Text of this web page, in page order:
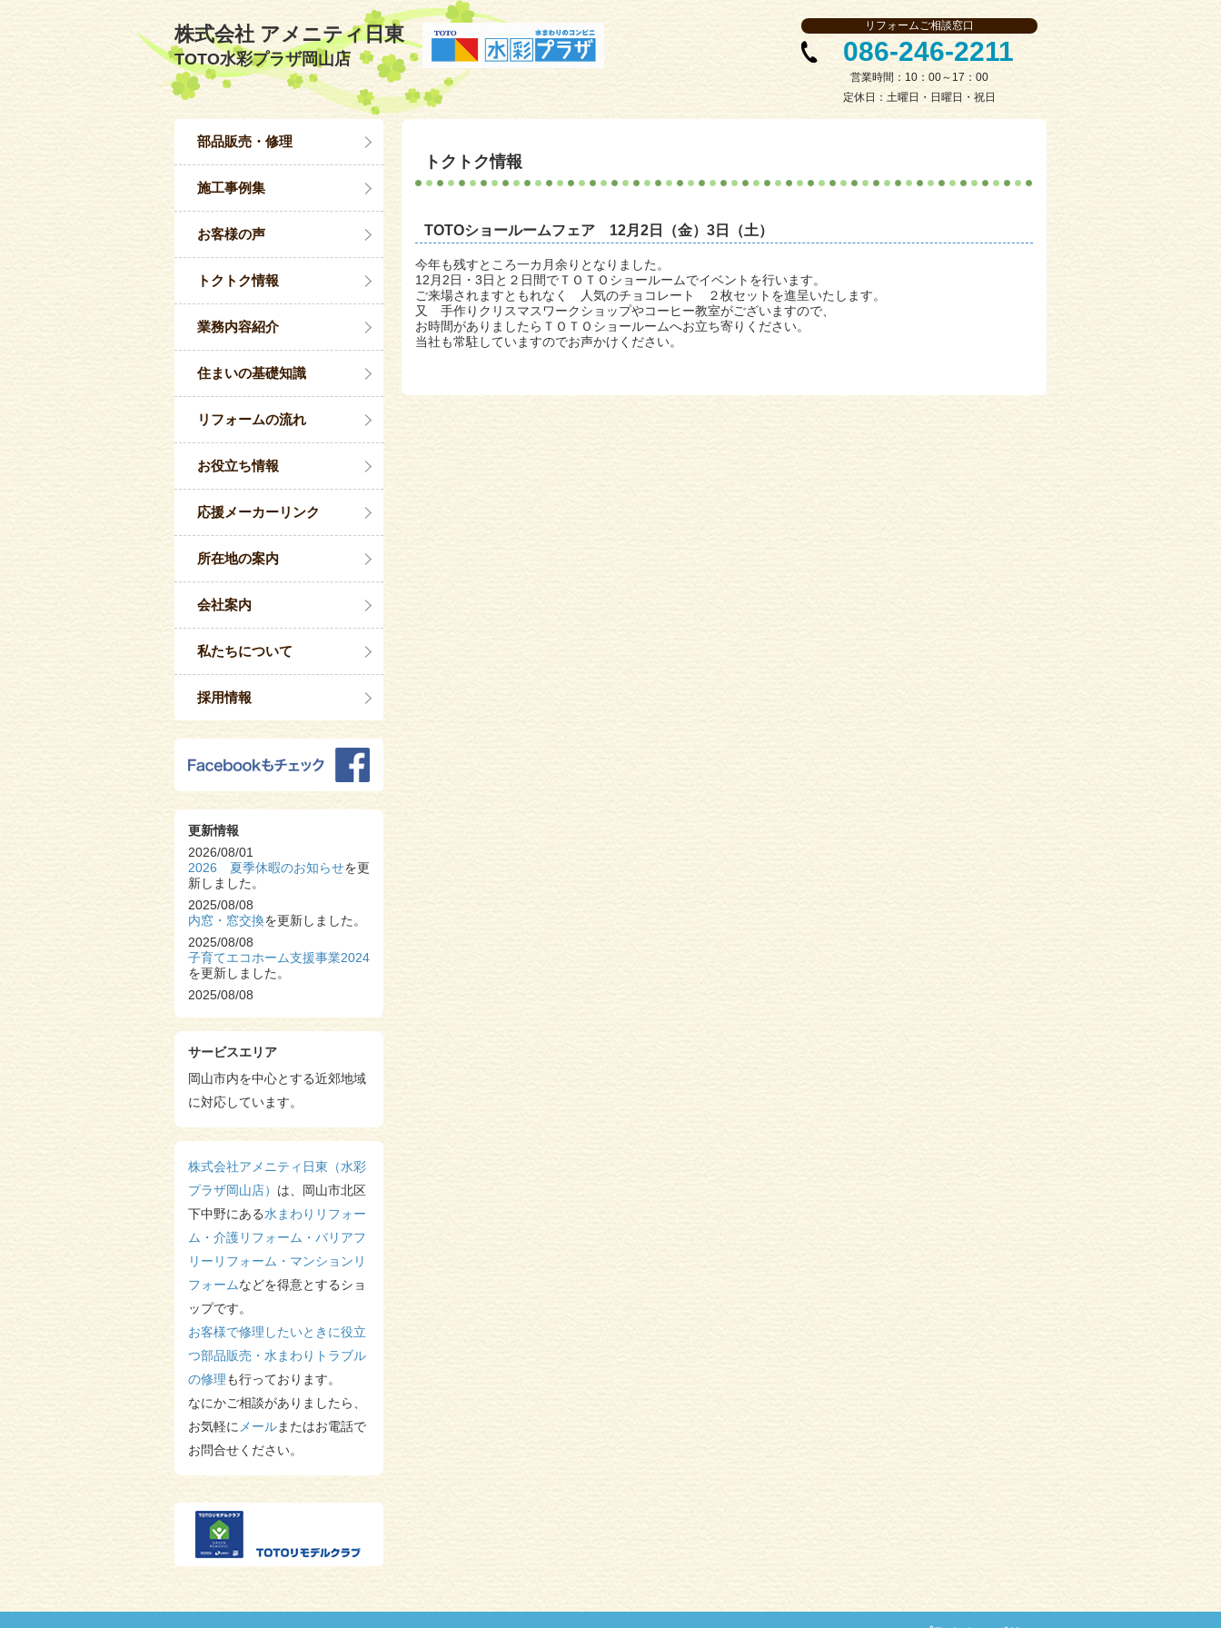
株式会社 アメニティ日東
TOTO水彩プラザ岡山店
リフォームご相談窓口
086-246-2211
営業時間：10：00～17：00
定休日：土曜日・日曜日・祝日
トクトク情報
TOTOショールームフェア 12月2日（金）3日（土）
今年も残すところ一カ月余りとなりました。
12月2日・3日と２日間でＴＯＴＯショールームでイベントを行います。
ご来場されますともれなく 人気のチョコレート ２枚セットを進呈いたします。
又 手作りクリスマスワークショップやコーヒー教室がございますので、
お時間がありましたらＴＯＴＯショールームへお立ち寄りください。
当社も常駐していますのでお声かけください。
部品販売・修理
施工事例集
お客様の声
トクトク情報
業務内容紹介
住まいの基礎知識
リフォームの流れ
お役立ち情報
応援メーカーリンク
所在地の案内
会社案内
私たちについて
採用情報
更新情報
2026/08/01
2026 夏季休暇のお知らせを更
新しました。
2025/08/08
内窓・窓交換を更新しました。
2025/08/08
子育てエコホーム支援事業2024
を更新しました。
2025/08/08
2025/08/08
S様邸 システムキッチン改修工
事を更新しました。
2025/08/06
しました。
TOTOのトイレ革命 を更新しま
した。
2024/12/23
年末年始休業のお知らせ を更新
しました。
2023/12/19
しました。
2023/08/03
夏季休暇のお知らせ を更新しま
した。
2023/05/16
風呂フタを更新しました。
2023/05/13
TOTO国内住設設備機器のメー
カー小売価格改定 を更新しまし
た。
を更新しました。
2023/05/13
N様邸 浴室改修
た。
国土交通省「こどもエコすまい
支援事業」ご案内
を更新しまし
サービスエリア
岡山市内を中心とする近郊地域
に対応しています。
株式会社アメニティ日東（水彩
プラザ岡山店） は、岡山市北区
下中野にある水まわりリフォー
ム・介護リフォーム・バリアフ
リーリフォーム・マンションリ
フォームなどを得意とするショ
ップです。
お客様で修理したいときに役立
つ部品販売・水まわりトラブル
の修理も行っております。
なにかご相談がありましたら、
お気軽にメールまたはお電話で
お問合せください。